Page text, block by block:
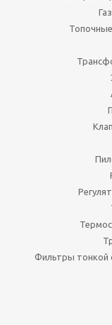
Фильтры тонкой